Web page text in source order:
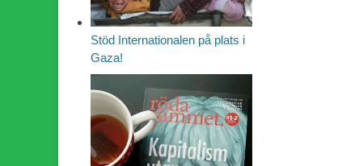
Stöd Internationalen på plats i
Gaza!